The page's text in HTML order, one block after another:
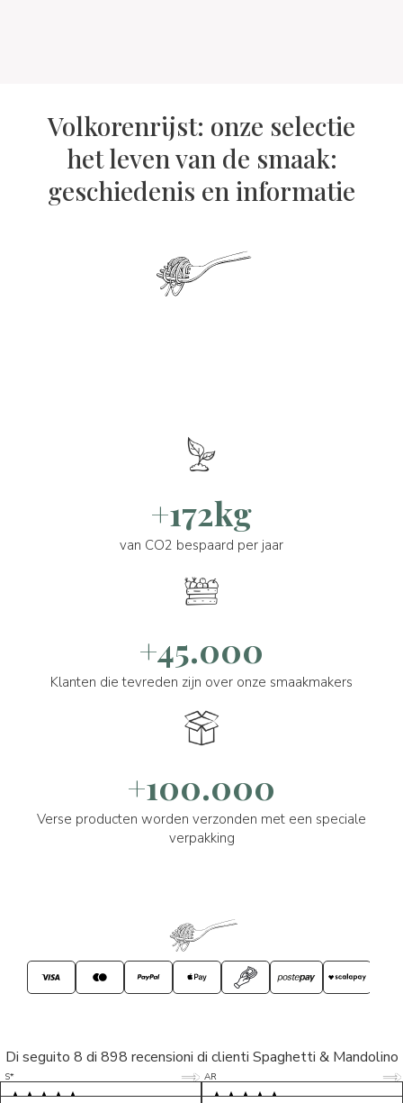
Volkorenrijst: onze selectie
het leven van de smaak:
geschiedenis en informatie
+172kg
van CO2 bespaard per jaar
+45.000
Klanten die tevreden zijn over onze smaakmakers
+100.000
Verse producten worden verzonden met een speciale
verpakking
Di seguito 8 di 898 recensioni di clienti Spaghetti & Mandolino
S* 5/5
LP 5/5
AR 5/5
D* 5/5